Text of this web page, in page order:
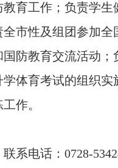
育工作；负责学生
市性及组团参加全
防教育交流活动；
体育考试的组织实
作。
电话：0728-